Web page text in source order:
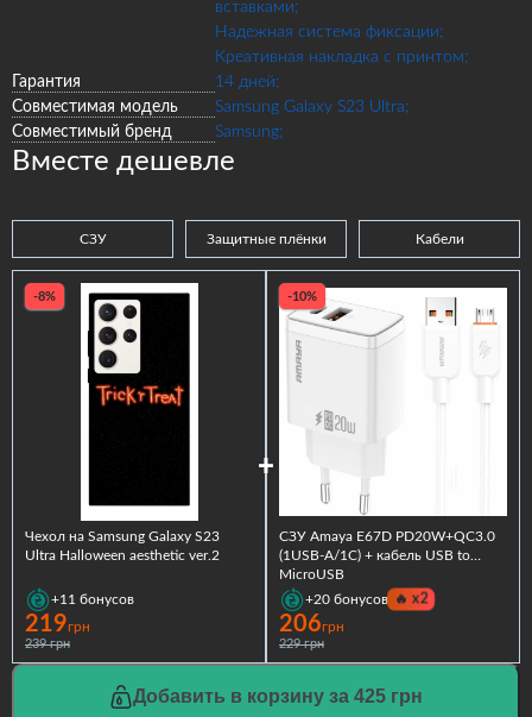
вставками;
Надежная система фиксации;
Креативная накладка с принтом;
Гарантия
14 дней;
Совместимая модель
Samsung Galaxy S23 Ultra;
Совместимый бренд
Samsung;
Вместе дешевле
СЗУ Защитные плёнки Кабели
-8%
Чехол на Samsung Galaxy S23
Ultra Halloween aesthetic ver.2
+11 бонусов
219грн
239 грн
-10%
СЗУ Amaya E67D PD20W+QC3.0
(1USB-A/1C) + кабель USB to
MicroUSB
+20 бонусов 🔥x2
206грн
229 грн
Добавить в корзину за 425 грн